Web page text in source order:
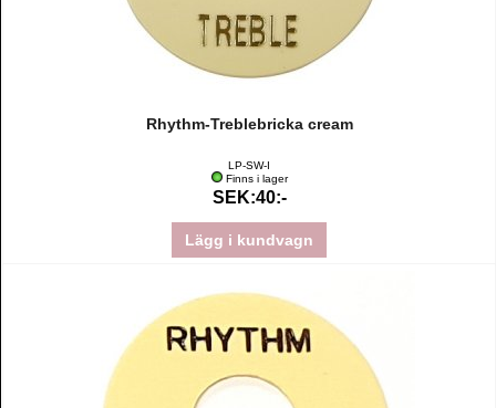
Rhythm-Treblebricka cream
LP-SW-I
Finns i lager
SEK:40:-
Lägg i kundvagn